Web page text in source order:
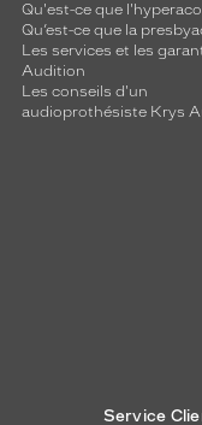
Qu'est-ce que
Qu’est-ce que la
Les services et les
Audition
Les conseils d'un
audioprothésiste Krys
Service